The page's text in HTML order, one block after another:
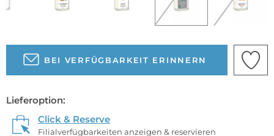
BEI VERFÜGBARKEIT ERINNERN
Lieferoption:
Click & Reserve
Filialverfügbarkeiten anzeigen & reservieren